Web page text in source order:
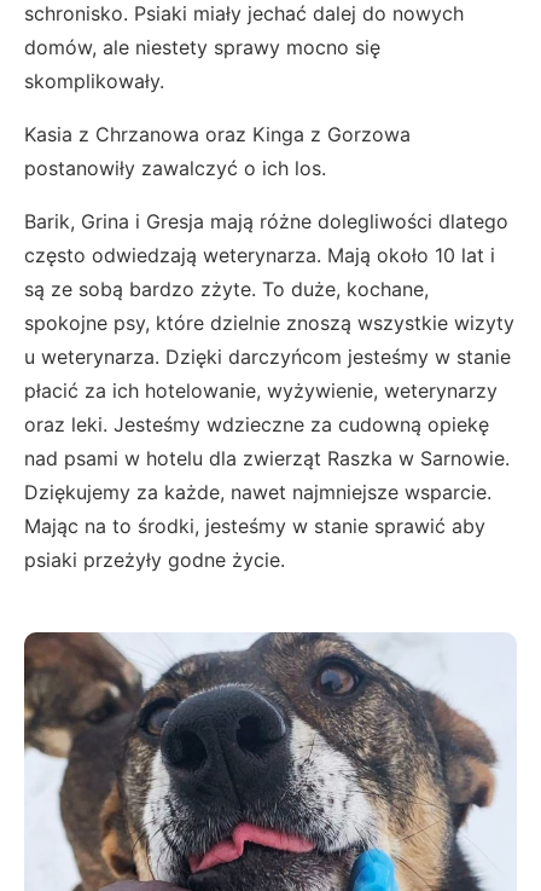
schronisko. Psiaki miały jechać dalej do nowych
domów, ale niestety sprawy mocno się
skomplikowały.
Kasia z Chrzanowa oraz Kinga z Gorzowa
postanowiły zawalczyć o ich los.
Barik, Grina i Gresja mają różne dolegliwości dlatego
często odwiedzają weterynarza. Mają około 10 lat i
są ze sobą bardzo zżyte. To duże, kochane,
spokojne psy, które dzielnie znoszą wszystkie wizyty
u weterynarza. Dzięki darczyńcom jesteśmy w stanie
płacić za ich hotelowanie, wyżywienie, weterynarzy
oraz leki. Jesteśmy wdzieczne za cudowną opiekę
nad psami w hotelu dla zwierząt Raszka w Sarnowie.
Dziękujemy za każde, nawet najmniejsze wsparcie.
Mając na to środki, jesteśmy w stanie sprawić aby
psiaki przeżyły godne życie.